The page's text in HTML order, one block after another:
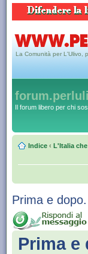
La Comunità per L'Ulivo,
Il forum libero per chi
Indice ‹ L'Italia
Prima e
Prima e